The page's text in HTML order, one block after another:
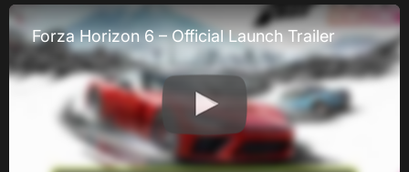
Forza Horizon 6 – Official Launch Trailer